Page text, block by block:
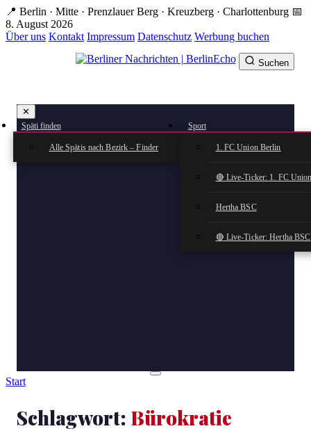
Zum
Hauptinhalt
springen
📍 Berlin · Mitte · Prenzlauer Berg · Kreuzberg · Charlottenburg 📅
8. August 2026
Über uns Kontakt Impressum Datenschutz Werbung buchen
✕
Späti finden
Alle Spätis nach Bezirk – Finder
Sport
1. FC Union Berlin
🔴 Live-Ticker: 1. FC
Hertha BSC
🔴 Live-Ticker: Hertha BSC
Suchen
Start
Schlagwort: Bürokratie